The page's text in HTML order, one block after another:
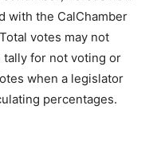
with the CalChamber
votes may not
tally for not voting or
when a legislator
percentages.